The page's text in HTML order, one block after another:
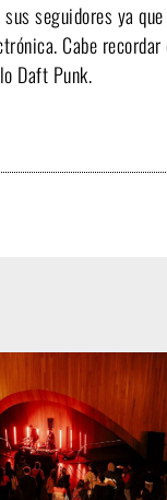
seguidores ya
Cabe
Daft Punk.